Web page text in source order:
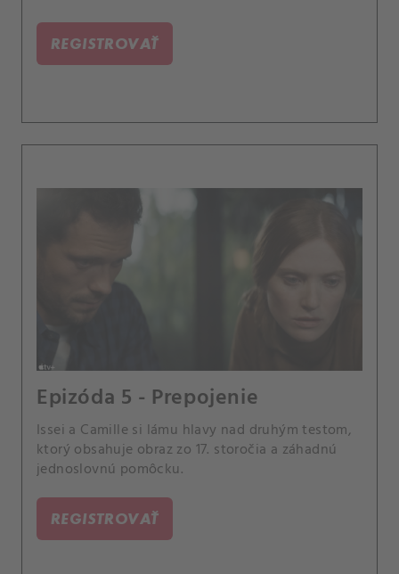
REGISTROVAŤ
Epizóda 5 - Prepojenie
Issei a Camille si lámu hlavy nad druhým testom,
ktorý obsahuje obraz zo 17. storočia a záhadnú
jednoslovnú pomôcku.
REGISTROVAŤ